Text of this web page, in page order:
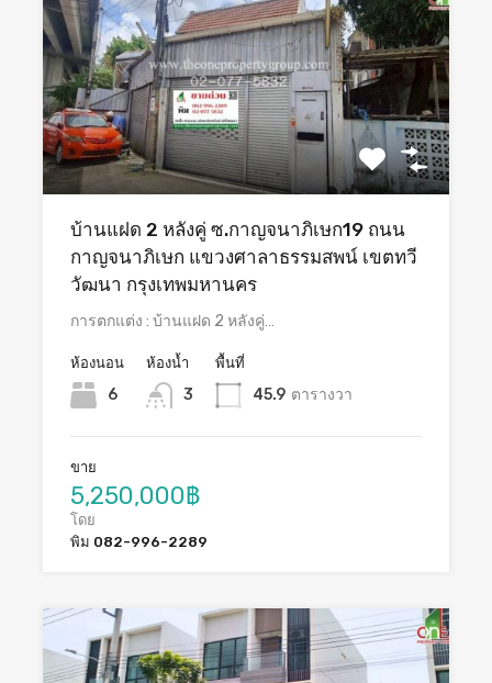
บ้านแฝด 2 หลังคู่ ซ.กาญจนาภิเษก19 ถนน
กาญจนาภิเษก แขวงศาลาธรรมสพน์ เขตทวี
วัฒนา กรุงเทพมหานคร
การตกแต่ง : บ้านแฝด 2 หลังคู่…
ห้องนอน
6
ห้องน้ำ
3
พื้นที่
45.9 ตารางวา
ขาย
5,250,000฿
โดย
พิม 082-996-2289